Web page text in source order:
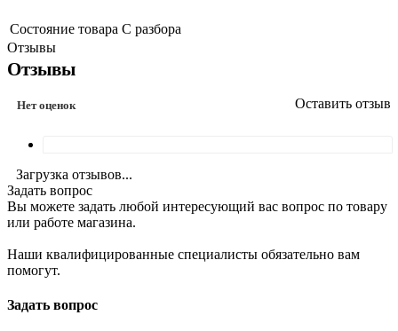
Состояние товара С разбора
Отзывы
Отзывы
Нет оценок Оставить отзыв
Загрузка отзывов...
Задать вопрос
Вы можете задать любой интересующий вас вопрос по товару
или работе магазина.
Наши квалифицированные специалисты обязательно вам
помогут.
Задать вопрос